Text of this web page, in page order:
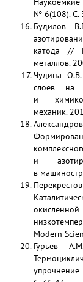
№ 6(108). С.
Будилов
катода //
металлов.
Чудина
слоев на
и
механик.
и
в
Modern
Гурьев